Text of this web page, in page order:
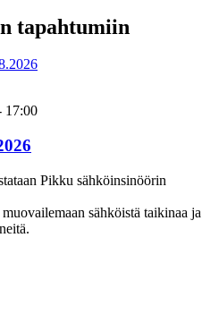
tapahtumiin
17:00
Pikku sähköinsinöörin
sähköistä taikinaa ja